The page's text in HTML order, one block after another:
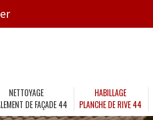
NETTOYAGE
DE FAÇADE 44
HABILLAGE
PLANCHE DE RIVE 44